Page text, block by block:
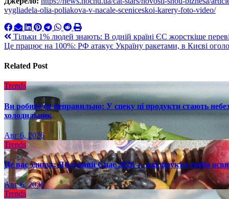
vygliadela-olia-poliakova-v-nacale-sceniceskoi-karery-foto-video/
Навигация
по
записям
Тільки 1% людей знають: В одній країні ЄС жорсткіше
Це працює на 100%: РФ атакує Україну ракетами, в Києві
Related Post
Trends
Ви робите це неправильно: У спеку ці продукти стають
холодильник
Авг 6, 2026
Trends
Це вас здивує: Яблучний Спас 2026 — які фрукти треба
Авг 6, 2026
Trends